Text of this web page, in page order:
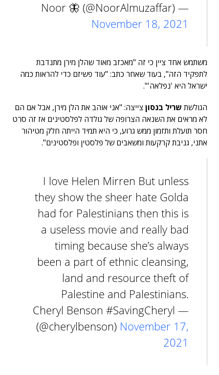
— Noor 🦋 (@NoorAlmuzaffar)
November 18, 2021
משתמש אחד ציין כי זה "מאכזב מאוד שהלן מירן מתנדבת
לתפקיד הזה", בעוד שאחר כתב: "עוד פשיזם כדי להראות כמה
ישראל היא 'נפלאה'".
הגולשת שריל בנסון צייצה: "אני אוהב את הלן מירן, אבל אם הם
לא מראים את השנאה הצרופה של גולדה לפלסטינים אז זה סרט
חסר תועלת ותזמון ממש גרוע, כי היא תמיד הייתה חלק מטיהור
אתני, גניבת קרקעות ומשאבים של פלסטין ופלסטינים".
I love Helen Mirren But unless
they show the sheer hate Golda
had for Palestinians then this is
a useless movie and really bad
timing because she’s always
been a part of ethnic cleansing,
land and resource theft of
Palestine and Palestinians.
— Cheryl Benson #SavingCheryl
(@cherylbenson) November 17,
2021